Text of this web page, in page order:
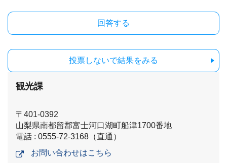
投票しないで結果をみる
観光課
〒401-0392
山梨県南都留郡富士河口湖町船津1700番地
電話 : 0555-72-3168（直通）
お問い合わせはこちら